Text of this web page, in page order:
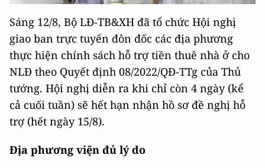
Sáng 12/8, Bộ LĐ-TB&XH đã tổ chức Hội nghị
giao ban trực tuyến đôn đốc các địa phương
thực hiện chính sách hỗ trợ tiền thuê nhà ở cho
NLĐ theo Quyết định 08/2022/QĐ-TTg của Thủ
tướng. Hội nghị diễn ra khi chỉ còn 4 ngày (kể
cả cuối tuần) sẽ hết hạn nhận hồ sơ đề nghị hỗ
trợ (hết ngày 15/8).
Địa phương viện đủ lý do